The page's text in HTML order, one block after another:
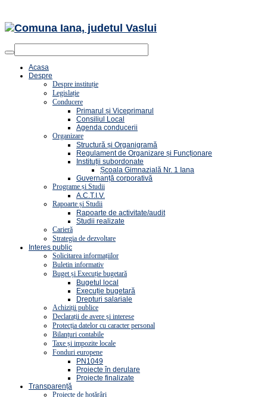
Acasa
Despre
Despre instituție
Legislație
Conducere
Primarul și Viceprimarul
Consiliul Local
Agenda conducerii
Organizare
Structură și Organigramă
Regulament de Organizare și Funcționare
Instituții subordonate
Școala Gimnazială Nr. 1 Iana
Guvernanță corporativă
Programe și Studii
A.C.T.I.V.
Rapoarte și Studii
Rapoarte de activitate/audit
Studii realizate
Carieră
Strategia de dezvoltare
Interes public
Solicitarea informațiilor
Buletin informativ
Buget și Execuție bugetară
Bugetul local
Execuție bugetară
Drepturi salariale
Achiziții publice
Declarații de avere și interese
Protecția datelor cu caracter personal
Bilanțuri contabile
Taxe și impozite locale
Fonduri europene
PN1049
Proiecte în derulare
Proiecte finalizate
Transparență
Proiecte de hotărâri